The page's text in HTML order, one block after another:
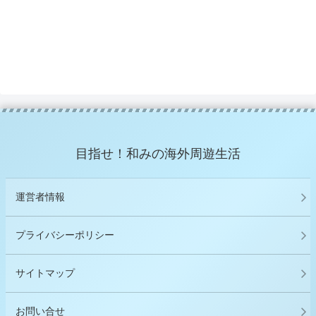
目指せ！和みの海外周遊生活
運営者情報
プライバシーポリシー
サイトマップ
お問い合せ